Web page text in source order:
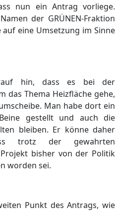
nun ein Antrag vorliege.
der GRÜNEN-Fraktion
eine Umsetzung im Sinne
hin, dass es bei der
das Thema Heizfläche gehe,
Man habe dort ein
gestellt und auch die
bleiben. Er könne daher
trotz der gewahrten
bisher von der Politik
worden sei.
Punkt des Antrags, wie